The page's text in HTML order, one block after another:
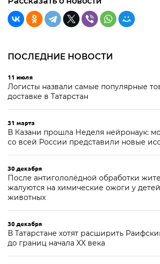
ПОСЛЕДНИЕ НОВОСТИ
11 июля
Логисты назвали самые популярные
доставке в Татарстан
31 марта
В Казани прошла Неделя нейронаук:
со всей России представили новые
30 декабря
После антигололёдной обработки
жалуются на химические ожоги у
животных
30 декабря
В Татарстане хотят расширить
до границ начала XX века